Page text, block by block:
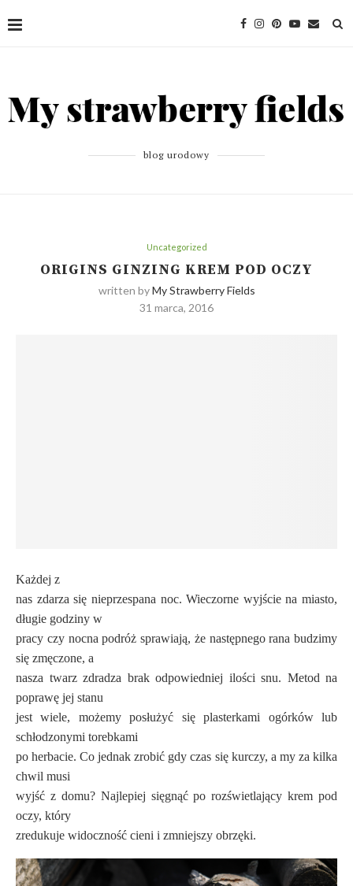
blog urodowy
Uncategorized
ORIGINS GINZING KREM POD OCZY
written byMy Strawberry Fields
31 marca, 2016
Każdej z
nas zdarza się nieprzespana noc. Wieczorne wyjście na miasto,
długie godziny w
pracy czy nocna podróż sprawiają, że następnego rana budzimy
się zmęczone, a
nasza twarz zdradza brak odpowiedniej ilości snu. Metod na
poprawę jej stanu
jest wiele, możemy posłużyć się plasterkami ogórków lub
schłodzonymi torebkami
po herbacie. Co jednak zrobić gdy czas się kurczy, a my za kilka
chwil musi
wyjść z domu? Najlepiej sięgnąć po rozświetlający krem pod
oczy, który
zredukuje widoczność cieni i zmniejszy obrzęki.